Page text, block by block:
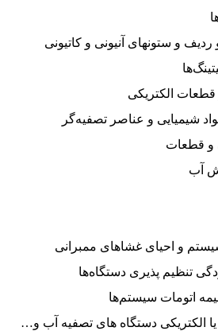
و ستونهای آنیونی و کاتیونی
الکتریکی
شیمیایی و عناصر تصفیه‌گر
و قطعات
آب
و احیای غشاهای ممبرانی
تنظیم پذیری دستگاه‌ها
اتومات سیستم‌ها
الکتریکی دستگاه های تصفیه آب و…